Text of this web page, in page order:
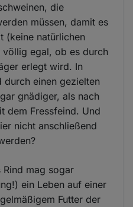
die
müssen, damit es
(keine natürlichen
völlig egal, ob es durch
erlegt wird. In
durch einen gezielten
gnädiger, als nach
dem Fressfeind. Und
nicht anschließend
Rind mag sogar
ein Leben auf einer
Futter der